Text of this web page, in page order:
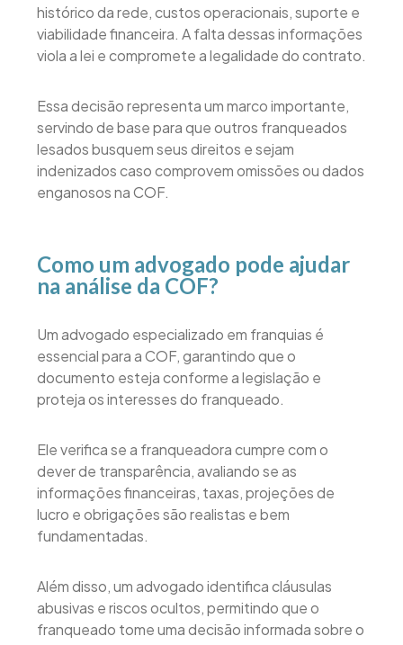
histórico da rede, custos operacionais, suporte e
viabilidade financeira. A falta dessas informações
viola a lei e compromete a legalidade do contrato.
Essa decisão representa um marco importante,
servindo de base para que outros franqueados
lesados busquem seus direitos e sejam
indenizados caso comprovem omissões ou dados
enganosos na COF.
Como um advogado pode ajudar
na análise da COF?
Um advogado especializado em franquias é
essencial para a COF, garantindo que o
documento esteja conforme a legislação e
proteja os interesses do franqueado.
Ele verifica se a franqueadora cumpre com o
dever de transparência, avaliando se as
informações financeiras, taxas, projeções de
lucro e obrigações são realistas e bem
fundamentadas.
Além disso, um advogado identifica cláusulas
abusivas e riscos ocultos, permitindo que o
franqueado tome uma decisão informada sobre o